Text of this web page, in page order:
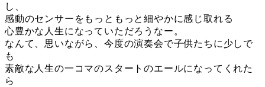
し、
感動のセンサーをもっともっと細やかに感じ取れる
心豊かな人生になっていただろうなー。
なんて、思いながら、今度の演奏会で子供たちに少しで
も
素敵な人生の一コマのスタートのエールになってくれた
ら